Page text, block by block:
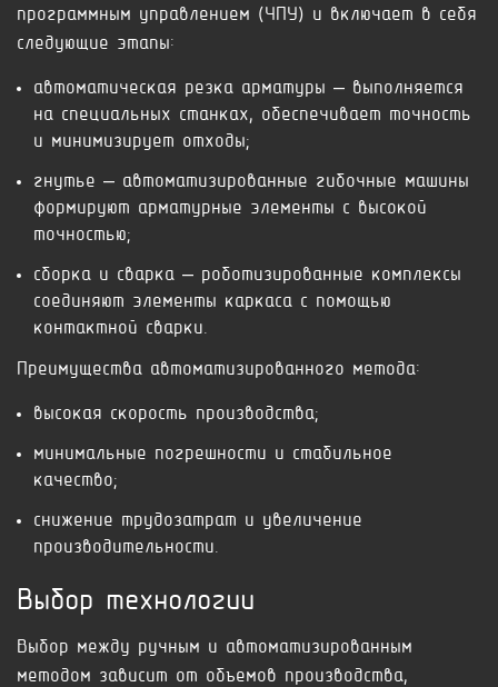
программным управлением (ЧПУ) и включает в себя
следующие этапы:
автоматическая резка арматуры – выполняется
на специальных станках, обеспечивает точность
и минимизирует отходы;
гнутье – автоматизированные гибочные машины
формируют арматурные элементы с высокой
точностью;
сборка и сварка – роботизированные комплексы
соединяют элементы каркаса с помощью
контактной сварки.
Преимущества автоматизированного метода:
высокая скорость производства;
минимальные погрешности и стабильное
качество;
снижение трудозатрат и увеличение
производительности.
Выбор технологии
Выбор между ручным и автоматизированным
методом зависит от объемов производства,